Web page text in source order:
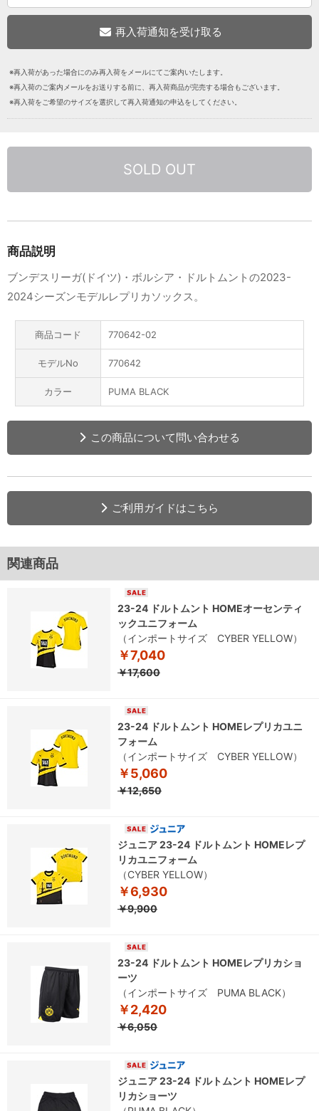
※再入荷があった場合にのみ再入荷をメールにてご案内いたします。
※再入荷のご案内メールをお送りする前に、再入荷商品が完売する場合もございます。
※再入荷をご希望のサイズを選択して再入荷通知の申込をしてください。
SOLD OUT
商品説明
ブンデスリーガ(ドイツ)・ボルシア・ドルトムントの2023-
2024シーズンモデルレプリカソックス。
商品コード 770642-02
モデルNo 770642
カラー PUMA BLACK
この商品について問い合わせる
ご利用ガイドはこちら
関連商品
23-24 ドルトムント HOMEオーセンティ
ックユニフォーム
（インポートサイズ CYBER YELLOW）
￥7,040
￥17,600
23-24 ドルトムント HOMEレプリカユニ
フォーム
（インポートサイズ CYBER YELLOW）
￥5,060
￥12,650
ジュニア 23-24 ドルトムント HOMEレプ
リカユニフォーム
（CYBER YELLOW）
￥6,930
￥9,900
23-24 ドルトムント HOMEレプリカショ
ーツ
（インポートサイズ PUMA BLACK）
￥2,420
￥6,050
ジュニア 23-24 ドルトムント HOMEレプ
リカショーツ